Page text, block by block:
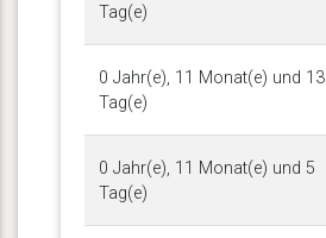
Tag(e)
0 Jahr(e), 11 Monat(e) und 13
Tag(e)
0 Jahr(e), 11 Monat(e) und 5
Tag(e)